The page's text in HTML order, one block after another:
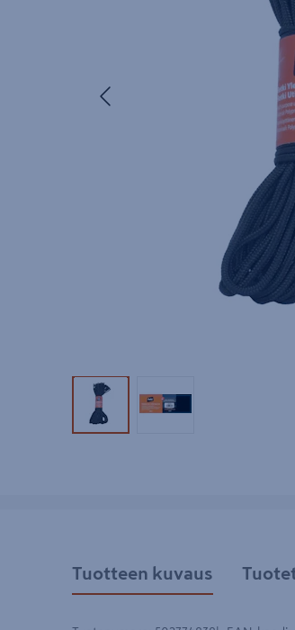
Tuotekuva 1Tuotekuva 2
Tuotteen kuvaus